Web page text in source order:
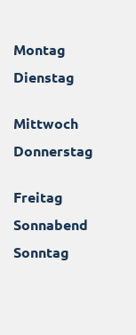
Montag
Dienstag
Mittwoch
Donnerstag
Freitag
Sonnabend
Sonntag